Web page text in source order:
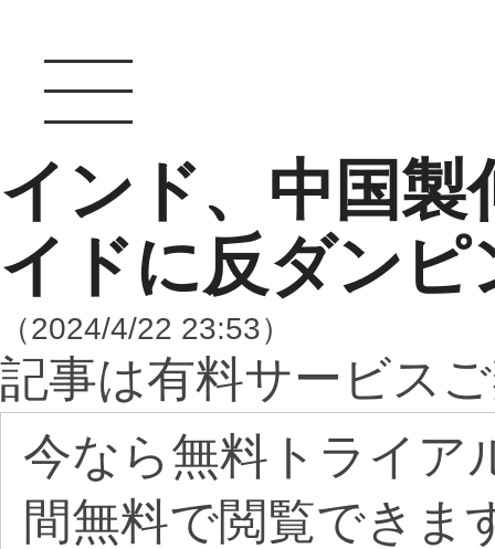
インド、中国製
イドに反ダン
（2024/4/22 23:53）
記事は有料サービス
今なら無料トライア
間無料で閲覧できま